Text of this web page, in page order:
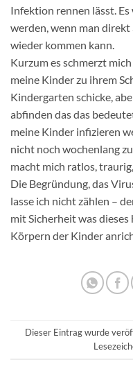
Infektion rennen lässt.
werden, wenn man direkt
wieder kommen kann.
Kurzum es schmerzt
meine Kinder zu ihrem
Kindergarten schicke,
abfinden das das
meine Kinder infizieren
nicht noch wochenlang
macht mich ratlos,
Die Begründung, das
lasse ich nicht zählen –
mit Sicherheit was
Körpern der Kinder
Dieser Eintrag wurde